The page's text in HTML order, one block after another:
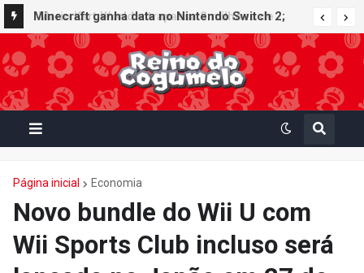
Minecraft ganha data no Nintendo Switch 2;
Super Mario Mash-Up receberá atualização
gráfica exclusiva
Página inicial Economia
Novo bundle do Wii U com
Wii Sports Club incluso será